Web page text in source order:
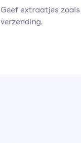
Geef extraatjes
verzending.